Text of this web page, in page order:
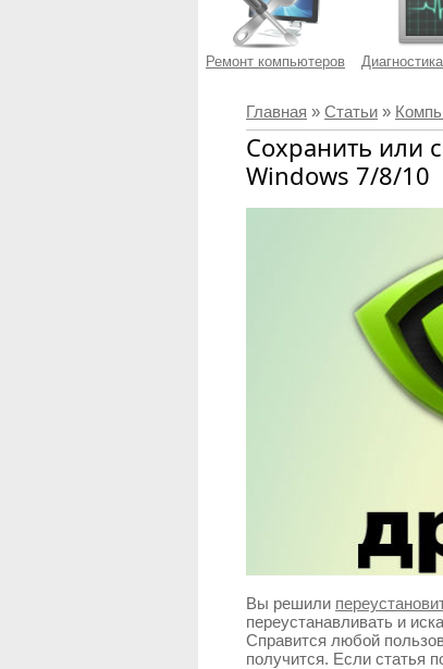
Ремонт компьютеров
Главная » Статьи »
Сохранить или
Windows 7/8/10
Вы решили
переустанавливать и
Справится любой
получится. Если статья